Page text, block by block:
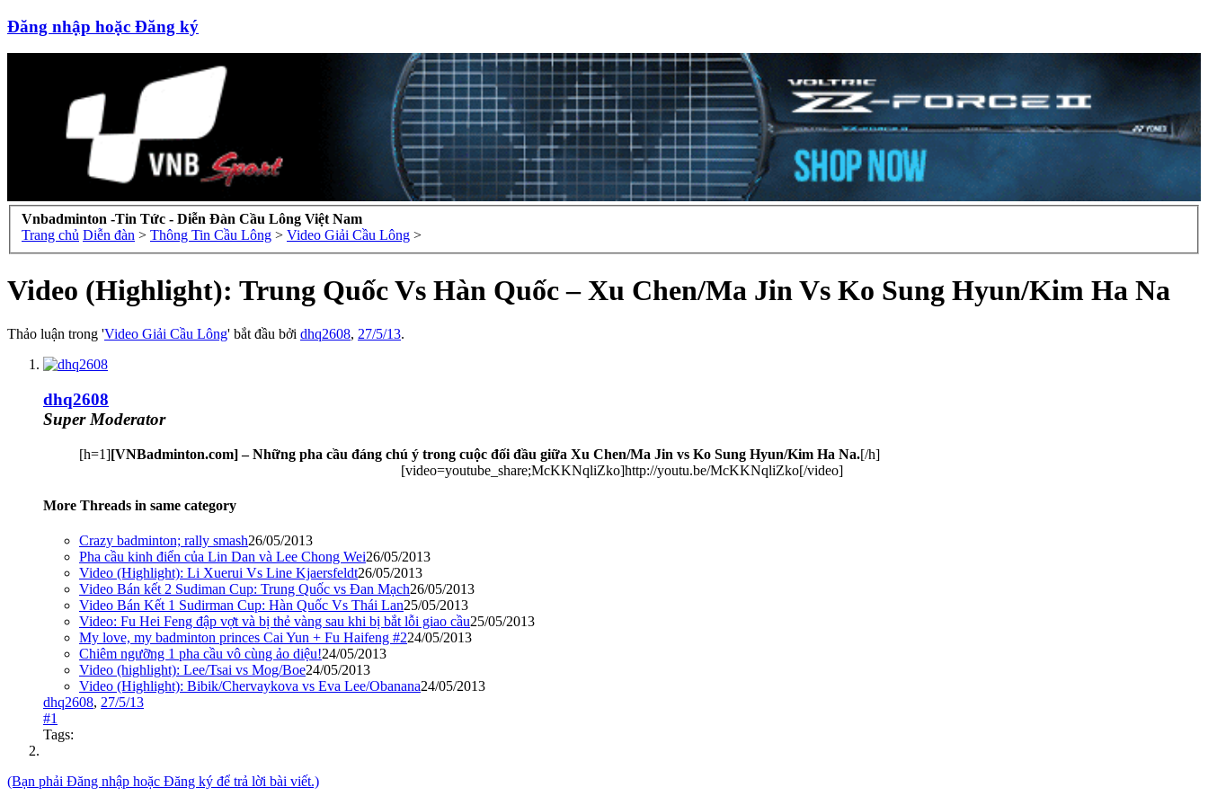
Đăng nhập hoặc Đăng ký
Vnbadminton -Tin Tức - Diễn Đàn Cầu Lông Việt Nam
Trang chủ Diễn đàn > Thông Tin Cầu Lông > Video Giải Cầu Lông >
Video (Highlight): Trung Quốc Vs Hàn Quốc – Xu Chen/Ma Jin Vs Ko Sung Hyun/Kim Ha Na
Thảo luận trong 'Video Giải Cầu Lông' bắt đầu bởi dhq2608, 27/5/13.
dhq2608
Super Moderator
[h=1][VNBadminton.com] – Những pha cầu đáng chú ý trong cuộc đối đầu giữa Xu Chen/Ma Jin vs Ko Sung Hyun/Kim Ha Na.[/h]
[video=youtube_share;McKKNqliZko]http://youtu.be/McKKNqliZko[/video]​
More Threads in same category
Crazy badminton; rally smash26/05/2013
Pha cầu kinh điển của Lin Dan và Lee Chong Wei26/05/2013
Video (Highlight): Li Xuerui Vs Line Kjaersfeldt26/05/2013
Video Bán kết 2 Sudiman Cup: Trung Quốc vs Đan Mạch26/05/2013
Video Bán Kết 1 Sudirman Cup: Hàn Quốc Vs Thái Lan25/05/2013
Video: Fu Hei Feng đập vợt và bị thẻ vàng sau khi bị bắt lỗi giao cầu25/05/2013
My love, my badminton princes Cai Yun + Fu Haifeng #224/05/2013
Chiêm ngưỡng 1 pha cầu vô cùng ảo diệu!24/05/2013
Video (highlight): Lee/Tsai vs Mog/Boe24/05/2013
Video (Highlight): Bibik/Chervaykova vs Eva Lee/Obanana24/05/2013
dhq2608, 27/5/13
#1
Tags:
(Bạn phải Đăng nhập hoặc Đăng ký để trả lời bài viết.)